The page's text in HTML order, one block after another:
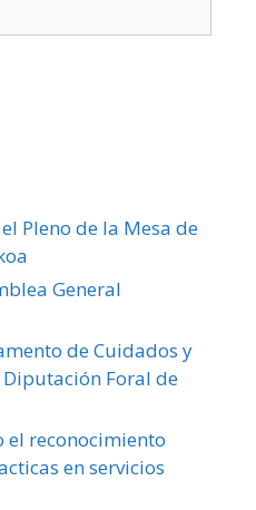
Pleno de la Mesa de
General
de Cuidados y
Foral de
el reconocimiento
en servicios